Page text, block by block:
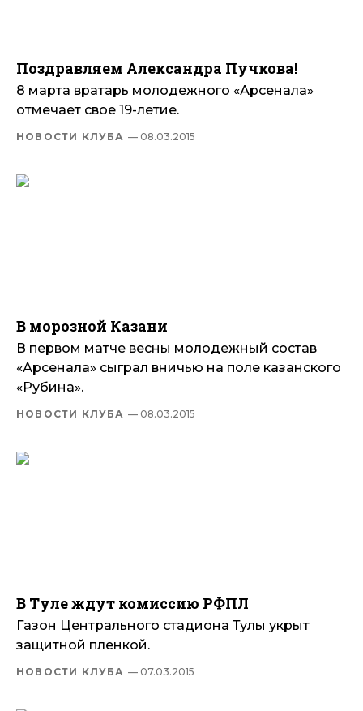
Поздравляем Александра Пучкова!
8 марта вратарь молодежного «Арсенала»
отмечает свое 19-летие.
НОВОСТИ КЛУБА — 08.03.2015
В морозной Казани
В первом матче весны молодежный состав
«Арсенала» сыграл вничью на поле казанского
«Рубина».
НОВОСТИ КЛУБА — 08.03.2015
В Туле ждут комиссию РФПЛ
Газон Центрального стадиона Тулы укрыт
защитной пленкой.
НОВОСТИ КЛУБА — 07.03.2015